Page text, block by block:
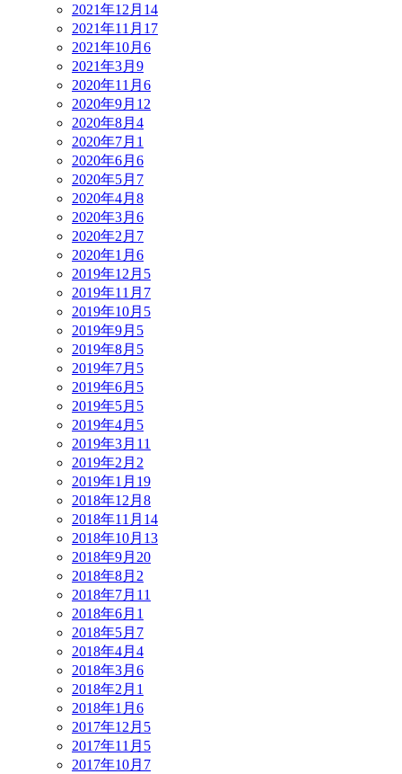
2021年12月 14
2021年11月 17
2021年10月 6
2021年3月 9
2020年11月 6
2020年9月 12
2020年8月 4
2020年7月 1
2020年6月 6
2020年5月 7
2020年4月 8
2020年3月 6
2020年2月 7
2020年1月 6
2019年12月 5
2019年11月 7
2019年10月 5
2019年9月 5
2019年8月 5
2019年7月 5
2019年6月 5
2019年5月 5
2019年4月 5
2019年3月 11
2019年2月 2
2019年1月 19
2018年12月 8
2018年11月 14
2018年10月 13
2018年9月 20
2018年8月 2
2018年7月 11
2018年6月 1
2018年5月 7
2018年4月 4
2018年3月 6
2018年2月 1
2018年1月 6
2017年12月 5
2017年11月 5
2017年10月 7